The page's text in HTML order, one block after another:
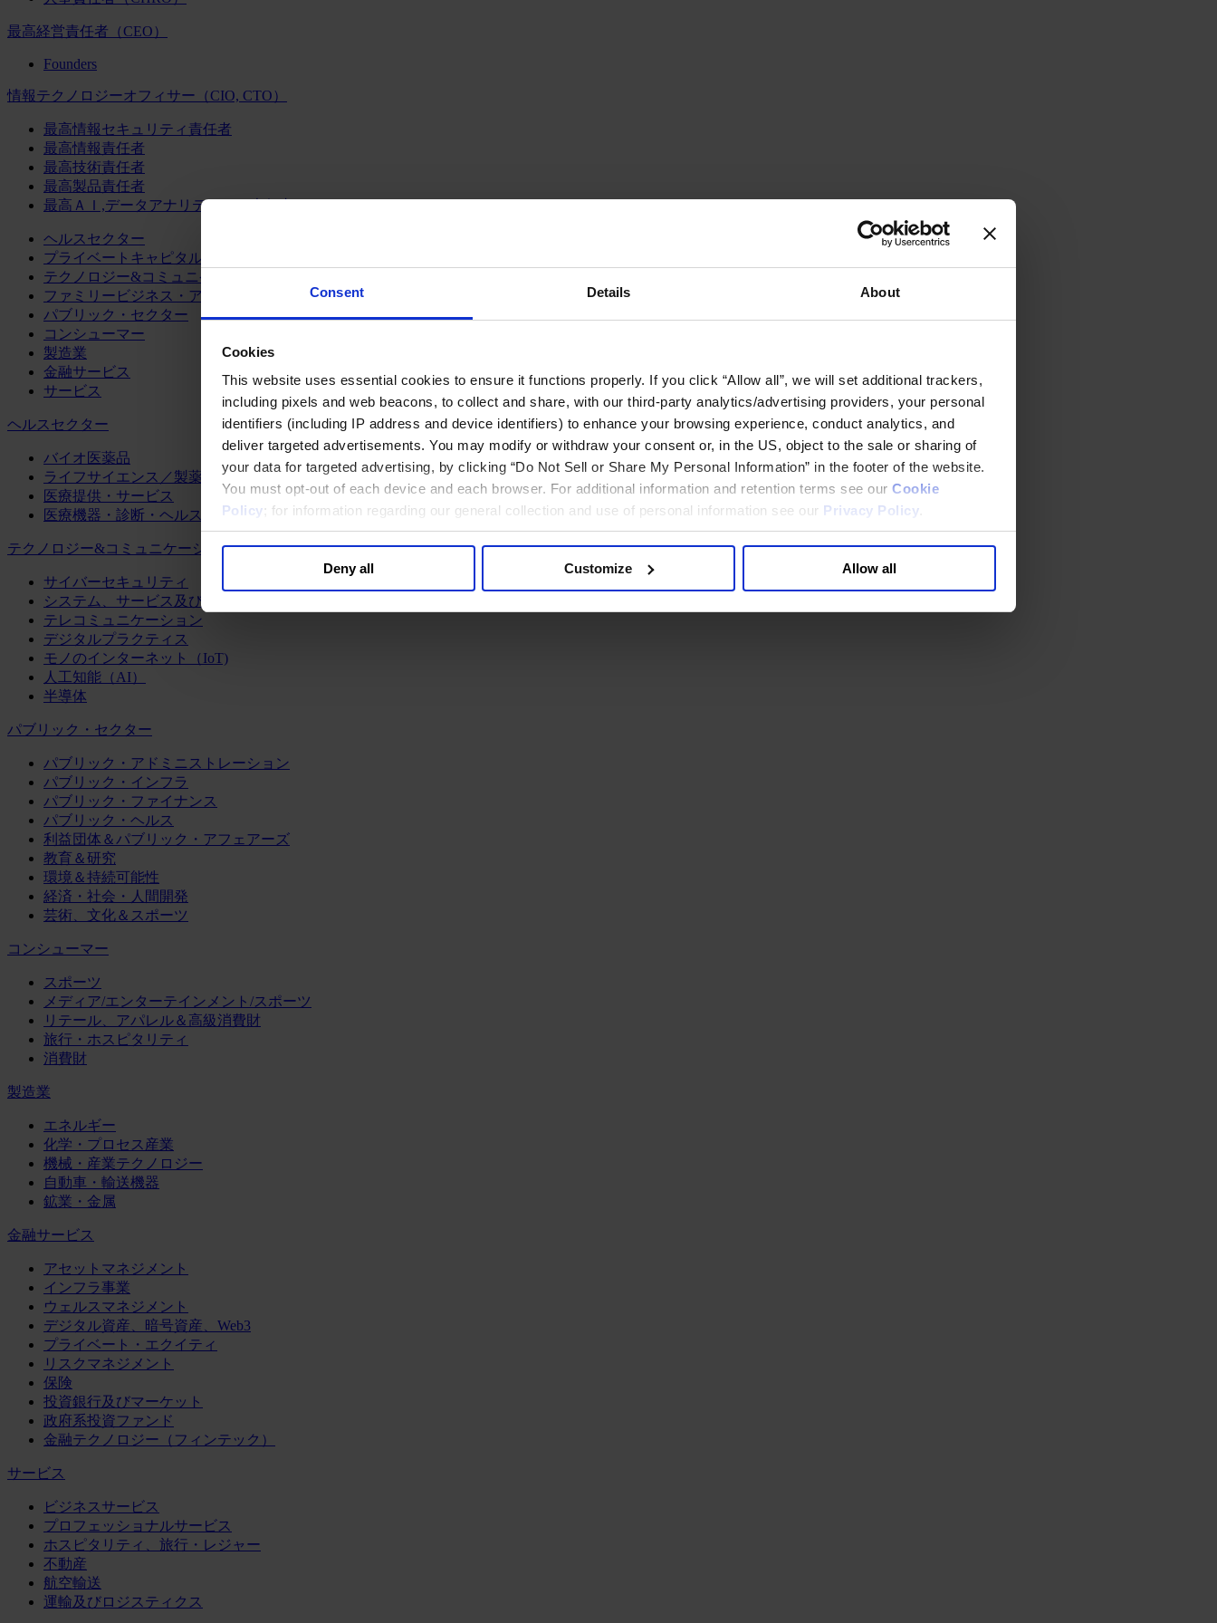
Consent Details About
Cookies
This website uses essential cookies to ensure it functions properly. If you click “Allow all”, we will set additional trackers,
including pixels and web beacons, to collect and share, with our third-party analytics/advertising providers, your personal
identifiers (including IP address and device identifiers) to enhance your browsing experience, conduct analytics, and
deliver targeted advertisements. You may modify or withdraw your consent or, in the US, object to the sale or sharing of
your data for targeted advertising, by clicking “Do Not Sell or Share My Personal Information” in the footer of the website.
You must opt-out of each device and each browser. For additional information and retention terms see our Cookie
Policy; for information regarding our general collection and use of personal information see our Privacy Policy
Deny all Customize Allow all
最高経営責任者（CEO）
Founders
情報テクノロジーオフィサー（CIO, CTO）
最高情報セキュリティ責任者
最高情報責任者
最高技術責任者
最高製品責任者
最高ＡＩ,データアナリティクス責任者
ヘルスセクター
プライベートキャピタル
テクノロジー&コミュニケーション
ファミリービジネス・アドバイザリー
パブリック・セクター
コンシューマー
製造業
金融サービス
サービス
ヘルスセクター
バイオ医薬品
ライフサイエンス／製薬
医療提供・サービス
医療機器・診断・ヘルスケアテクノロジー
テクノロジー&コミュニケーション
サイバーセキュリティ
システム、サービス及びソフトウェア
テレコミュニケーション
デジタルプラクティス
モノのインターネット（IoT)
人工知能（AI）
半導体
パブリック・セクター
パブリック・アドミニストレーション
パブリック・インフラ
パブリック・ファイナンス
パブリック・ヘルス
利益団体＆パブリック・アフェアーズ
教育＆研究
環境＆持続可能性
経済・社会・人間開発
芸術、文化＆スポーツ
コンシューマー
スポーツ
メディア/エンターテインメント/スポーツ
リテール、アパレル＆高級消費財
旅行・ホスピタリティ
消費財
製造業
エネルギー
化学・プロセス産業
機械・産業テクノロジー
自動車・輸送機器
鉱業・金属
金融サービス
アセットマネジメント
インフラ事業
ウェルスマネジメント
デジタル資産、暗号資産、Web3
プライベート・エクイティ
リスクマネジメント
保険
投資銀行及びマーケット
政府系投資ファンド
金融テクノロジー（フィンテック）
サービス
ビジネスサービス
プロフェッショナルサービス
ホスピタリティ、旅行・レジャー
不動産
航空輸送
運輸及びロジスティクス